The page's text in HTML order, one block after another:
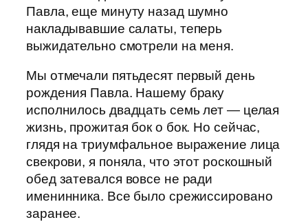
Павла, еще минуту назад шумно
накладывавшие салаты, теперь
выжидательно смотрели на меня.
Мы отмечали пятьдесят первый день
рождения Павла. Нашему браку
исполнилось двадцать семь лет — целая
жизнь, прожитая бок о бок. Но сейчас,
глядя на триумфальное выражение лица
свекрови, я поняла, что этот роскошный
обед затевался вовсе не ради
именинника. Все было срежиссировано
заранее.